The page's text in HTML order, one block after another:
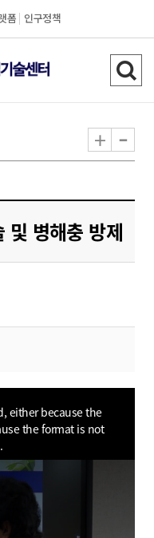
폼 인구정책
검
색
기
+ -
및 병해충 방제
either because the
the format is not